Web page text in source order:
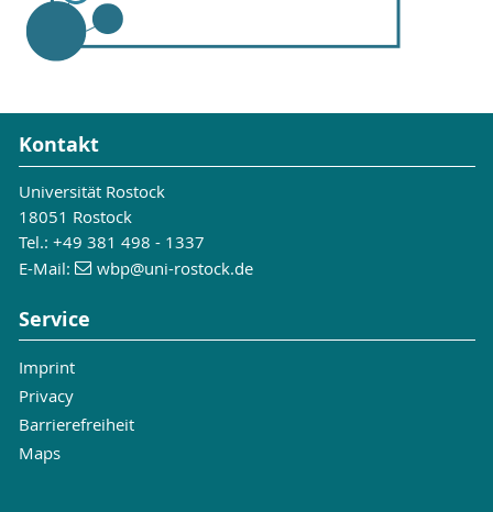
Kontakt
Universität Rostock
18051 Rostock
Tel.: +49 381 498 - 1337
E-Mail:
wbp@uni-rostock.de
Service
Imprint
Privacy
Barrierefreiheit
Maps